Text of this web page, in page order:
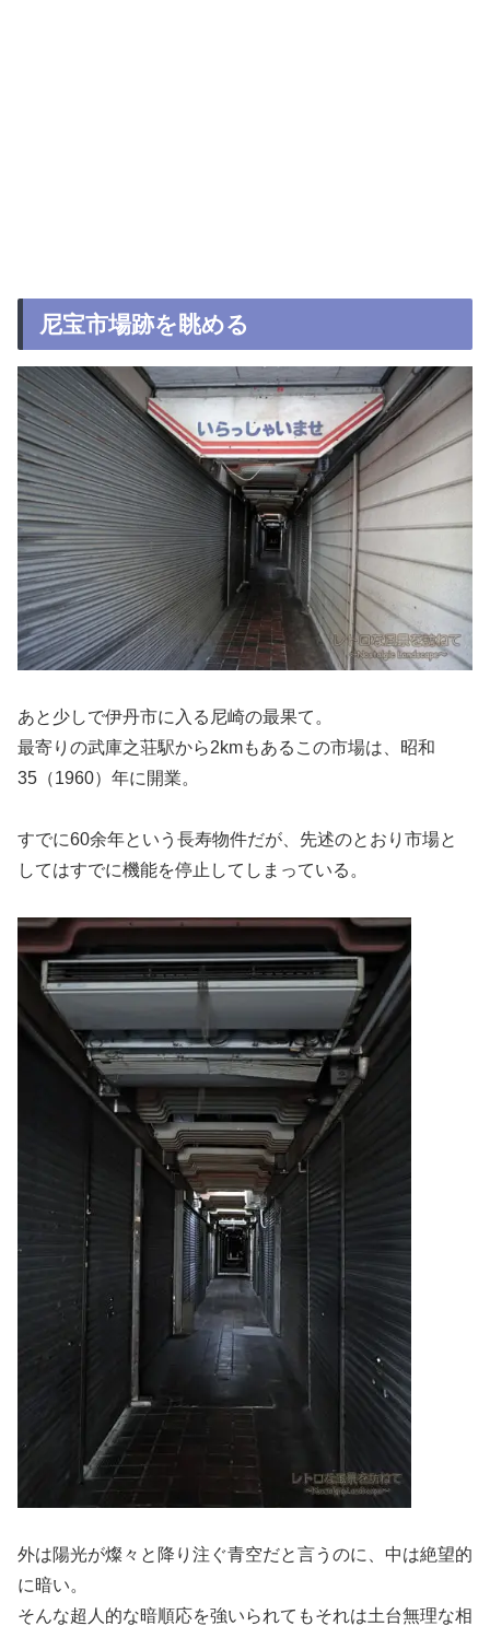
尼宝市場跡を眺める
あと少しで伊丹市に入る尼崎の最果て。
最寄りの武庫之荘駅から2kmもあるこの市場は、昭和
35（1960）年に開業。
すでに60余年という長寿物件だが、先述のとおり市場と
してはすでに機能を停止してしまっている。
外は陽光が燦々と降り注ぐ青空だと言うのに、中は絶望的
に暗い。
そんな超人的な暗順応を強いられてもそれは土台無理な相